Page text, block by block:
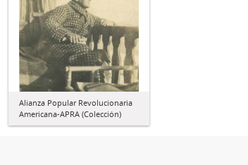
Alianza Popular Revolucionaria
Americana-APRA (Colección)